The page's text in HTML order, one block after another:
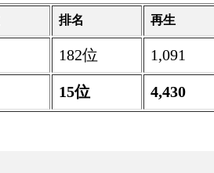
排名 再生
182位 1,091
15位 4,430